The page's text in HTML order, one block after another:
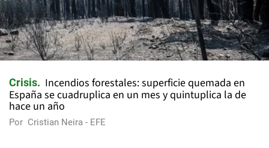
Crisis
Incendios forestales: superficie quemada en
España se cuadruplica en un mes y quintuplica la de
hace un año
Por Cristian Neira - EFE